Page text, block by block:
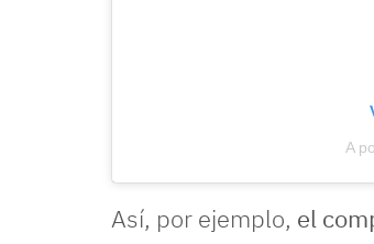
A
Así, por ejemplo, el